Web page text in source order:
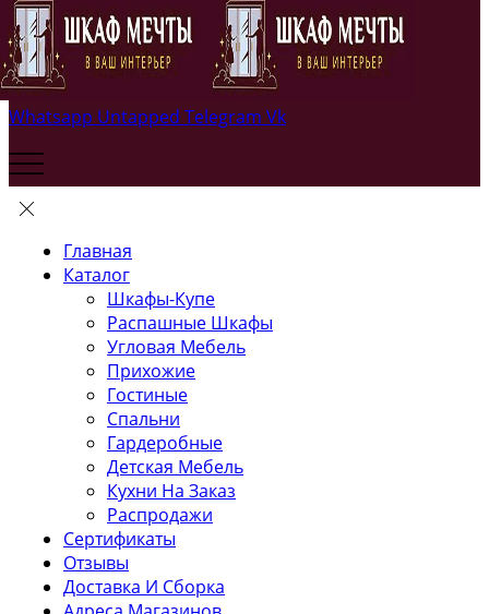
Whatsapp Untapped Telegram Vk
Главная
Каталог
Шкафы-Купе
Распашные Шкафы
Угловая Мебель
Прихожие
Гостиные
Спальни
Гардеробные
Детская Мебель
Кухни На Заказ
Распродажи
Сертификаты
Отзывы
Доставка И Сборка